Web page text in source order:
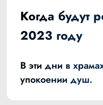
Когда будут
2023 году
В эти дни в
упокоении душ.